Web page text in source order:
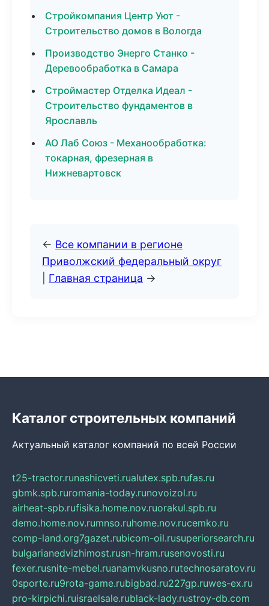
Стройкомпания Центр Уют -
Строительство домов в Вологда
Производство Энерго Станко -
Деревообработка в Самара
Строймастер Отделка Идеал -
Строительство фундаментов в
Ярославль
АО Лаб Союз - Механообработка:
токарная, фрезерная в
Нижневартовск
← Все компании в регионе
Приволжский федеральный округ
Главная страница →
Каталог строительных компаний
Актуальный каталог компаний по всей России
t25-tractor.runashicveti.rualutex.spb.rufas.ru
gbmk.spb.ruromania-today.runovoizol.ru
airheat-spb.rufisika.home.nov.ruorakul.spb.ru
demo.home.nov.rumnso.ruhome.nov.rucemko.ru
comp-land.org7gazet.rubicom-oil.rusuperiorsearch.ru
bulgarianedvizhimost.rusn-hram.rusenovosti.ru
fexer.rusnite-mebel.ruanamvkusno.rutechnosaratov.ru
0sporte.ru9rota-game.rubigbad.ru227gp.ruwes-ex.ru
pro-kirpichi.ruisraelsale.rublack-lady.rustroy-db.com